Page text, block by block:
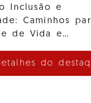
Inclusão e
Caminhos
de Vida e…
do